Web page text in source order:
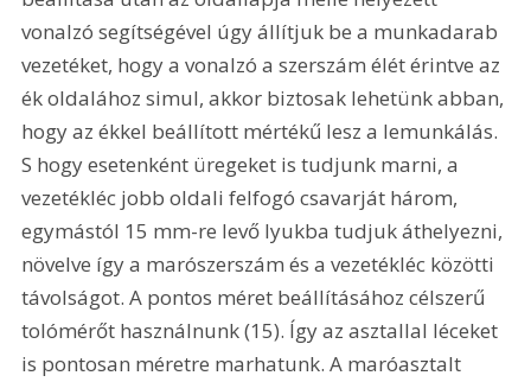
vonalzó segítségével úgy állítjuk be a munkadarab
vezetéket, hogy a vonalzó a szerszám élét érintve az
ék oldalához simul, akkor biztosak lehetünk abban,
hogy az ékkel beállított mértékű lesz a lemunkálás.
S hogy esetenként üregeket is tudjunk marni, a
vezetékléc jobb oldali felfogó csavarját három,
egymástól 15 mm-re levő lyukba tudjuk áthelyezni,
növelve így a marószerszám és a vezetékléc közötti
távolságot. A pontos méret beállításához célszerű
tolómérőt használnunk (15). Így az asztallal léceket
is pontosan méretre marhatunk. A maróasztalt